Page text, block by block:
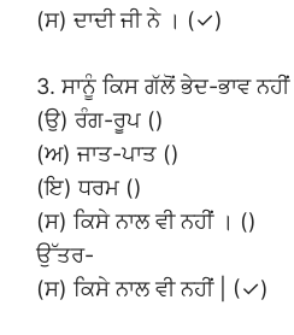
(ਸ) ਦਾਦੀ ਜੀ ਨੇ । (✓)
3. ਸਾਨੂੰ ਕਿਸ ਗੱਲੋਂ ਭੇਦ-ਭਾਵ ਨਹੀਂ
(ਉ) ਰੰਗ-ਰੂਪ ()
(ਅ) ਜਾਤ-ਪਾਤ ()
(ਇ) ਧਰਮ ()
(ਸ) ਕਿਸੇ ਨਾਲ ਵੀ ਨਹੀਂ । ()
ਉੱਤਰ-
(ਸ) ਕਿਸੇ ਨਾਲ ਵੀ ਨਹੀਂ | (✓)